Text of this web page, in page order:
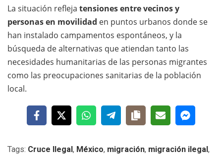
La situación refleja tensiones entre vecinos y
personas en movilidad en puntos urbanos donde se
han instalado campamentos espontáneos, y la
búsqueda de alternativas que atiendan tanto las
necesidades humanitarias de las personas migrantes
como las preocupaciones sanitarias de la población
local.
Tags: Cruce Ilegal , México, migración, migración ilegal ,